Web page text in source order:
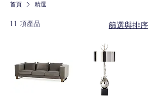
首頁 精選
11 項產品 篩選與排序